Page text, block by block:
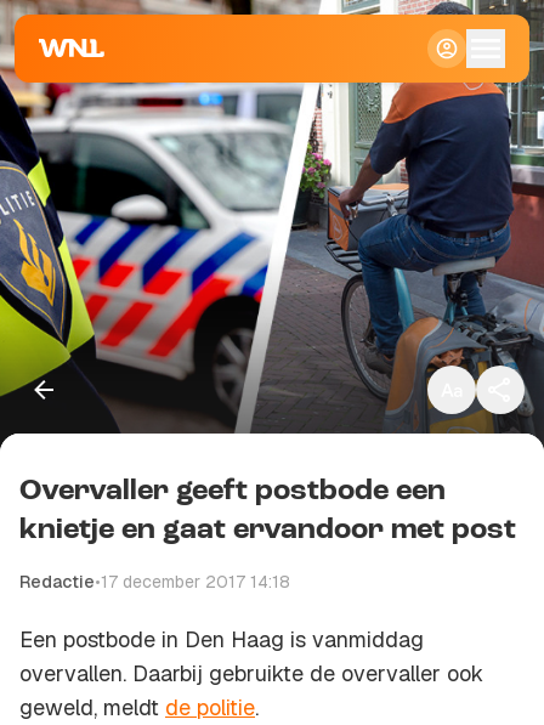
Klein
Standaard
Groot
Kopieer link
Overvaller geeft postbode een
knietje en gaat ervandoor met post
Redactie•17 december 2017 14:18
Een postbode in Den Haag is vanmiddag
overvallen. Daarbij gebruikte de overvaller ook
geweld, meldt de politie.